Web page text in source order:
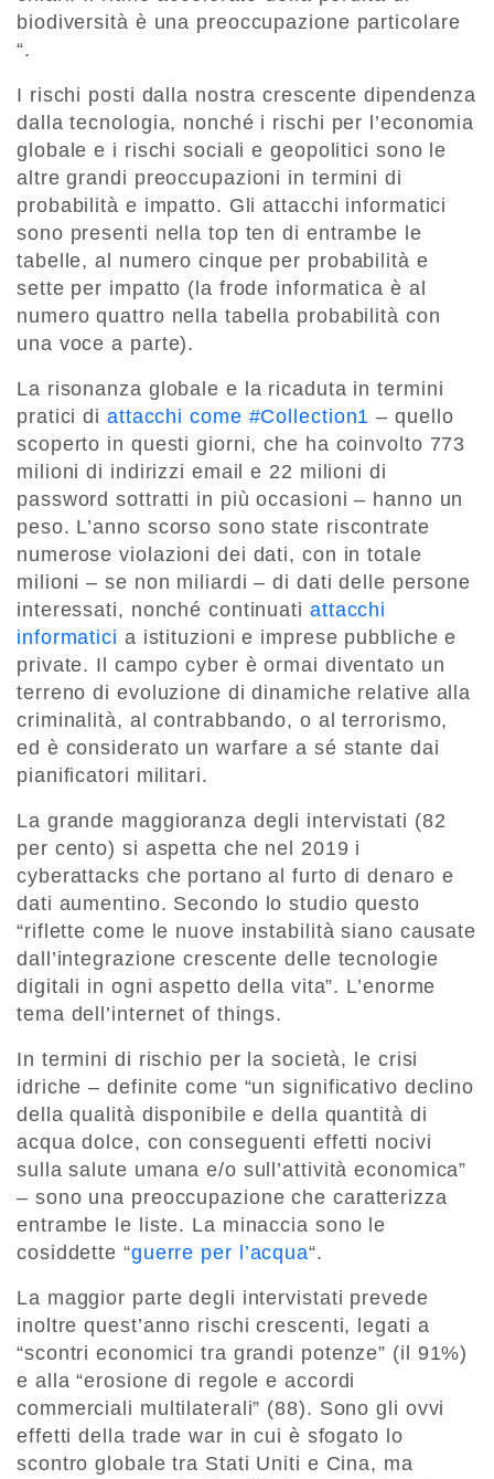
biodiversità è una preoccupazione particolare
“.
I rischi posti dalla nostra crescente dipendenza
dalla tecnologia, nonché i rischi per l’economia
globale e i rischi sociali e geopolitici sono le
altre grandi preoccupazioni in termini di
probabilità e impatto. Gli attacchi informatici
sono presenti nella top ten di entrambe le
tabelle, al numero cinque per probabilità e
sette per impatto (la frode informatica è al
numero quattro nella tabella probabilità con
una voce a parte).
La risonanza globale e la ricaduta in termini
pratici di attacchi come #Collection1 – quello
scoperto in questi giorni, che ha coinvolto 773
milioni di indirizzi email e 22 milioni di
password sottratti in più occasioni – hanno un
peso. L’anno scorso sono state riscontrate
numerose violazioni dei dati, con in totale
milioni – se non miliardi – di dati delle persone
interessati, nonché continuati attacchi
informatici a istituzioni e imprese pubbliche e
private. Il campo cyber è ormai diventato un
terreno di evoluzione di dinamiche relative alla
criminalità, al contrabbando, o al terrorismo,
ed è considerato un warfare a sé stante dai
pianificatori militari.
La grande maggioranza degli intervistati (82
per cento) si aspetta che nel 2019 i
cyberattacks che portano al furto di denaro e
dati aumentino. Secondo lo studio questo
“riflette come le nuove instabilità siano causate
dall’integrazione crescente delle tecnologie
digitali in ogni aspetto della vita”. L’enorme
tema dell’internet of things.
In termini di rischio per la società, le crisi
idriche – definite come “un significativo declino
della qualità disponibile e della quantità di
acqua dolce, con conseguenti effetti nocivi
sulla salute umana e/o sull’attività economica”
– sono una preoccupazione che caratterizza
entrambe le liste. La minaccia sono le
cosiddette “guerre per l’acqua“.
La maggior parte degli intervistati prevede
inoltre quest’anno rischi crescenti, legati a
“scontri economici tra grandi potenze” (il 91%)
e alla “erosione di regole e accordi
commerciali multilaterali” (88). Sono gli ovvi
effetti della trade war in cui è sfogato lo
scontro globale tra Stati Uniti e Cina, ma